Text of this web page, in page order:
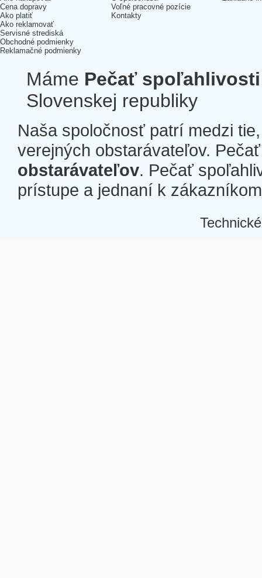
Cena dopravy
Ako platiť
Ako reklamovať
Servisné strediská
Obchodné podmienky
Reklamačné podmienky
Voľné pracovné pozície
Kontakty
Máme Pečať spoľahlivosti
Slovenskej republiky
Naša spoločnosť patrí medzi
verejných obstarávateľov.
obstarávateľov. Pečať
prístupe a jednaní k